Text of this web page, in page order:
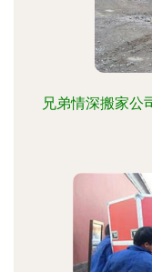
兄弟情深搬家公